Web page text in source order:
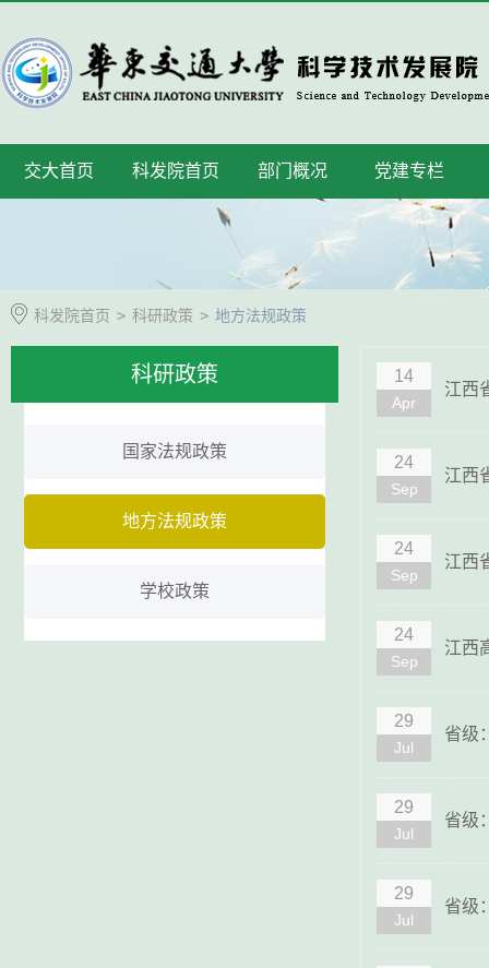
交大首页 科发院首页 部门概况 党建专栏
科发院首页 > 科研政策 > 地方法规政策
科研政策
国家法规政策
地方法规政策
学校政策
14
Apr
江西
24
Sep
江西
24
Sep
江西
24
Sep
江西
29
Jul
省级
29
Jul
省级
29
Jul
省级